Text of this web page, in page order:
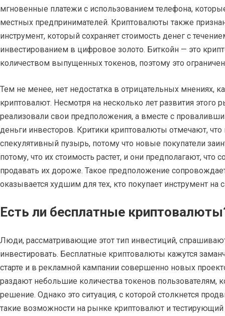
мгновенные платежи с использованием телефона,
местных предпринимателей. Криптовалюты также
инструмент, который сохраняет стоимость денег с
инвестированием в цифровое золото. Биткойн — это
количеством выпущенных токенов, поэтому это
Тем не менее, нет недостатка в отрицательных мнениях,
криптовалют. Несмотря на несколько лет развития этого
реализовали свои предположения, а вместе с
деньги инвесторов. Критики криптовалюты отмечают, что
спекулятивный пузырь, потому что новые покупатели
потому, что их стоимость растет, и они предполагают, что
продавать их дороже. Такое предположение
оказывается худшим для тех, кто покупает инструмент
Есть ли бесплатные
Люди, рассматривающие этот тип инвестиций,
инвестировать. Бесплатные криптовалюты кажутся
старте и в рекламной кампании совершенно новых
раздают небольшие количества токенов пользователям,
решение. Однако это ситуация, с которой столкнется
такие возможности на рынке криптовалют и